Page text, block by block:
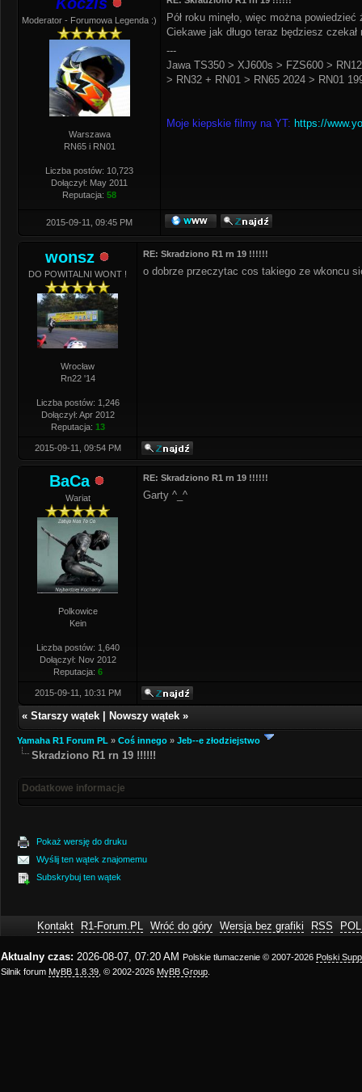
Moderator - Forumowa Legenda :)
Warszawa
RN65 i RN01
Liczba postów: 10,723
Dołączył: May 2011
Reputacja: 58
Pół roku minęło, więc można
Ciekawe jak długo teraz będziesz
---
Jawa TS350 > XJ600s > FZS600 >
> RN32 + RN01 > RN65 2024 > RN01
Moje kiepskie filmy na YT: https://
2015-09-11, 09:45 PM
wonsz
DO POWITALNI WONT !
Wrocław
Rn22 '14
Liczba postów: 1,246
Dołączył: Apr 2012
Reputacja: 13
RE: Skradziono R1 rn 19 !!!!!!
o dobrze przeczytac cos takiego ze wkoncu
2015-09-11, 09:54 PM
BaCa
Wariat
Polkowice
Kein
Liczba postów: 1,640
Dołączył: Nov 2012
Reputacja: 6
RE: Skradziono R1 rn 19 !!!!!!
Garty ^_^
2015-09-11, 10:31 PM
« Starszy wątek Nowszy wątek »
Yamaha R1 Forum PL » Coś innego » Jeb--e złodziejstwo
Skradziono R1 rn 19 !!!!!!
Dodatkowe informacje
Pokaż wersję do druku
Wyślij ten wątek znajomemu
Subskrybuj ten wątek
Kontakt R1-Forum.PL Wróć do góry Wersja bez grafiki RSS
Aktualny czas: 2026-08-07, 07:20 AM Polskie tłumaczenie © 2007-2026 Polski
Silnik forum MyBB 1.8.39 , © 2002-2026 MyBB Group